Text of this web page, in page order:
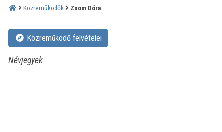
EKL
KÖNYVTÁR
ÉS
LEVÉLTÁR
Közreműködők Zsom Dóra
Közreműködő felvételei
Névjegyek